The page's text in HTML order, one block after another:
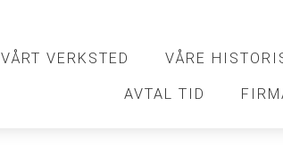
VÅRT VERKSTED VÅRE
AVTAL TID